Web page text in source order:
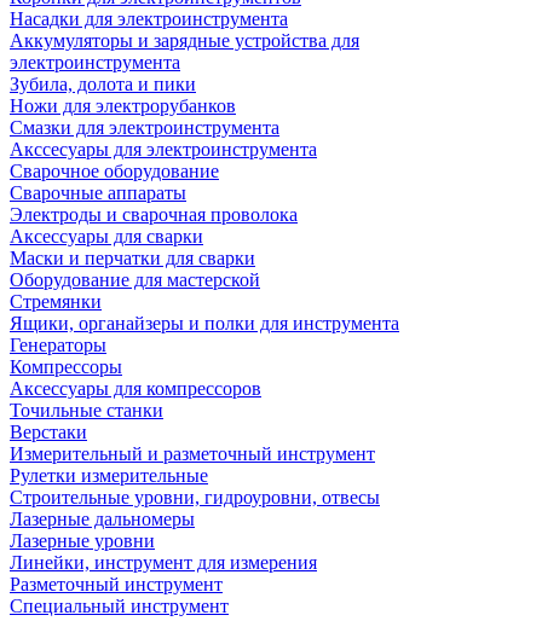
Насадки для электроинструмента
Аккумуляторы и зарядные устройства для
электроинструмента
Зубила, долота и пики
Ножи для электрорубанков
Смазки для электроинструмента
Акссесуары для электроинструмента
Сварочное оборудование
Сварочные аппараты
Электроды и сварочная проволока
Аксессуары для сварки
Маски и перчатки для сварки
Оборудование для мастерской
Стремянки
Ящики, органайзеры и полки для инструмента
Генераторы
Компрессоры
Аксессуары для компрессоров
Точильные станки
Верстаки
Измерительный и разметочный инструмент
Рулетки измерительные
Строительные уровни, гидроуровни, отвесы
Лазерные дальномеры
Лазерные уровни
Линейки, инструмент для измерения
Разметочный инструмент
Специальный инструмент